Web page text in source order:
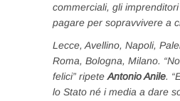
commerciali, gli
pagare per sopravvivere a
Lecce, Avellino, Napoli,
Roma, Bologna, Milano.
felici” ripete Antonio Anile.
lo Stato né i media a dare